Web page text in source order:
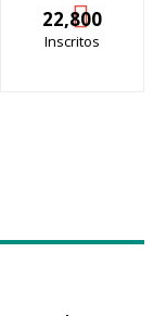
22,800
Inscritos